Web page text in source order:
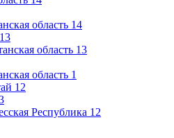
область 14
13
область 13
область 1
12
Республика 12